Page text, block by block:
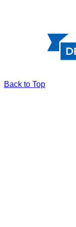
Back to Top